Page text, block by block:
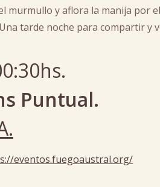
murmullo y aflora la manija por
tarde noche para compartir y
Puntual.
eventos.fuegoaustral.org/